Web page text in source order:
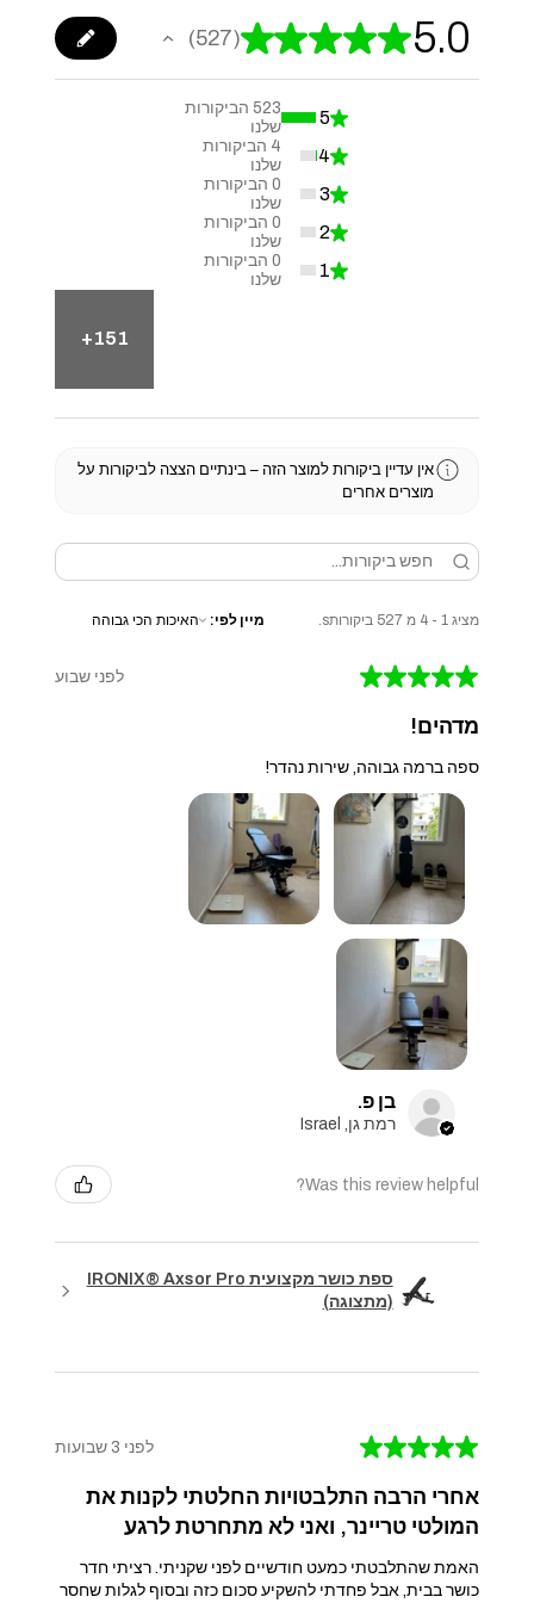
5.0
★
★
★
★
★
527
527
★
5
99.24098671726756%
523 הביקורות
שלנו
★
4
0.7590132827324478%
4 הביקורות
שלנו
★
3
0%
0 הביקורות
שלנו
★
2
0%
0 הביקורות
שלנו
★
1
0%
0 הביקורות
שלנו
151+
אין עדיין ביקורות למוצר הזה – בינתיים הצצה לביקורות על
מוצרים אחרים
מציג 1 - 4 מ 527 ביקורותs. מיין לפי:
★
★
★
★
★ לפני שבוע
מדהים!
ספה ברמה גבוהה, שירות נהדר!
בן פ.
רמת גן, Israel
Was this review helpful?
ספת כושר מקצועית IRONIX® Axsor Pro
(מתצוגה)
★
★
★
★
★ לפני 3 שבועות
אחרי הרבה התלבטויות החלטתי לקנות את
המולטי טריינר, ואני לא מתחרטת לרגע
האמת שהתלבטתי כמעט חודשיים לפני שקניתי. רציתי חדר
כושר בבית, אבל פחדתי להשקיע סכום כזה ובסוף לגלות שחסר